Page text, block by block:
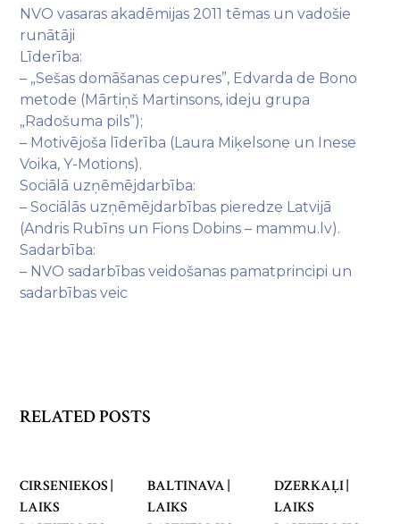
NVO vasaras akadēmijas 2011 tēmas un vadošie
runātāji
Līderība:
– „Sešas domāšanas cepures”, Edvarda de Bono
metode (Mārtiņš Martinsons, ideju grupa
„Radošuma pils”);
– Motivējoša līderība (Laura Miķelsone un Inese
Voika, Y-Motions).
Sociālā uzņēmējdarbība:
– Sociālās uzņēmējdarbības pieredze Latvijā
(Andris Rubīns un Fions Dobins – mammu.lv).
Sadarbība:
– NVO sadarbības veidošanas pamatprincipi un
sadarbības veic
RELATED POSTS
CIRSENIEKOS |
LAIKS
BALTINAVA |
LAIKS
DZERKAĻI |
LAIKS